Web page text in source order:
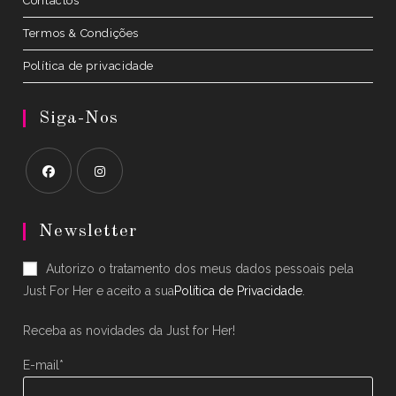
Termos & Condições
Política de privacidade
Siga-Nos
in
new
tab
in
new
tab
Newsletter
Autorizo o tratamento dos meus dados pessoais pela
Just For Her e aceito a suaPolítica de Privacidade
Receba as novidades da Just for Her!
E-mail*